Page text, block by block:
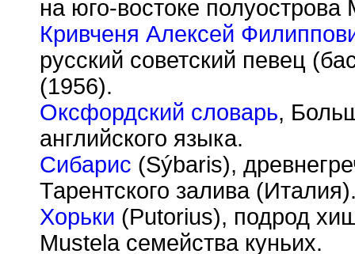
на юго-востоке
Кривченя Алексей
русский советский певец
(1956).
Оксфордский словарь,
английского языка.
Сибарис (Sýbaris),
Тарентского залива
Хорьки (Putorius), подрод
Mustela семейства куньих.